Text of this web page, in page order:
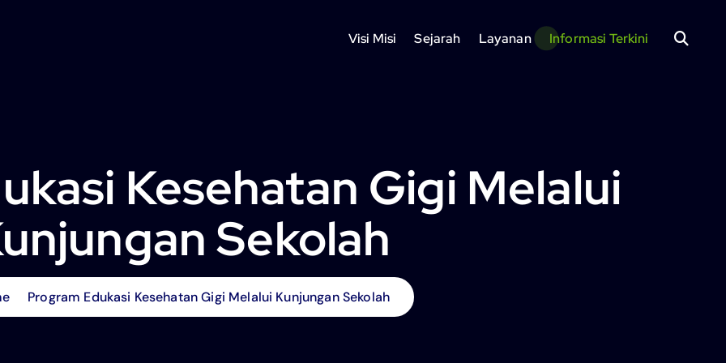
Visi Misi Sejarah Layanan Informasi Terkini
Kesehatan Gigi Melalui
Sekolah
Program Edukasi Kesehatan Gigi Melalui Kunjungan Sekolah